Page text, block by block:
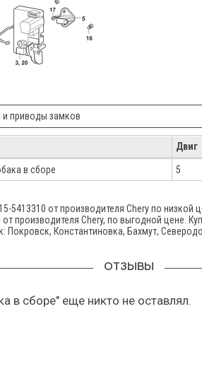
приводы замков
Двиг
в сборе 5
от производителя Chery по низкой
производителя Chery, по выгодной цене.
Покровск, Константиновка, Бахмут,
ОТЗЫВЫ
в сборе" еще никто не оставлял.